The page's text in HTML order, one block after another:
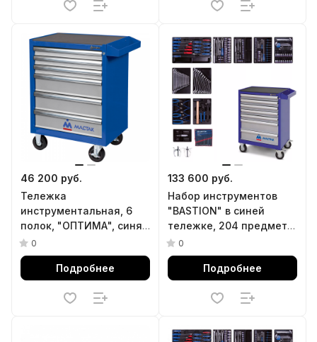
46 200 руб.
Тележка
инструментальная, 6
полок, "ОПТИМА", синяя
МАСТАК 521-06581MB
0
Подробнее
133 600 руб.
Набор инструментов
"BASTION" в синей
тележке, 204 предмета
KING TONY 934-100AMB
0
Подробнее